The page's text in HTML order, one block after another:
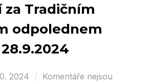
Tradičním
odpolednem
2024
Komentáře nejsou